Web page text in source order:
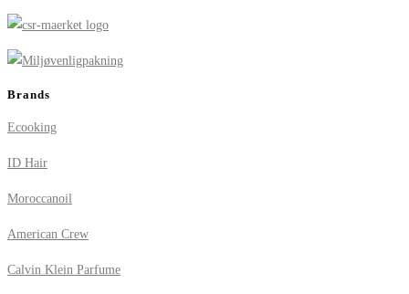
Brands
Ecooking
ID Hair
Moroccanoil
American Crew
Calvin Klein Parfume